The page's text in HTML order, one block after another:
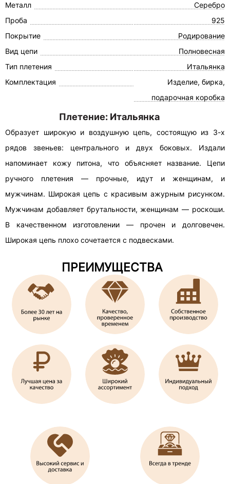
Металл
Серебро
Проба
925
Покрытие
Родирование
Вид цепи
Полновесная
Тип плетения
Итальянка
Комплектация
Изделие, бирка,
подарочная коробка
Плетение: Итальянка
Образует широкую и воздушную цепь, состоящую из 3-х
рядов звеньев: центрального и двух боковых. Издали
напоминает кожу питона, что объясняет название. Цепи
ручного плетения — прочные, идут и женщинам, и
мужчинам. Широкая цепь с красивым ажурным рисунком.
Мужчинам добавляет брутальности, женщинам — роскоши.
В качественном изготовлении — прочен и долговечен.
Широкая цепь плохо сочетается с подвесками.
ПРЕИМУЩЕСТВА